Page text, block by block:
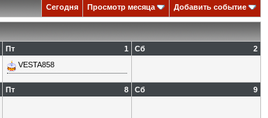
Сегодня Просмотр месяца Добавить событие
1
Пт
VESTA858
2
Сб
8
Пт 9
Сб